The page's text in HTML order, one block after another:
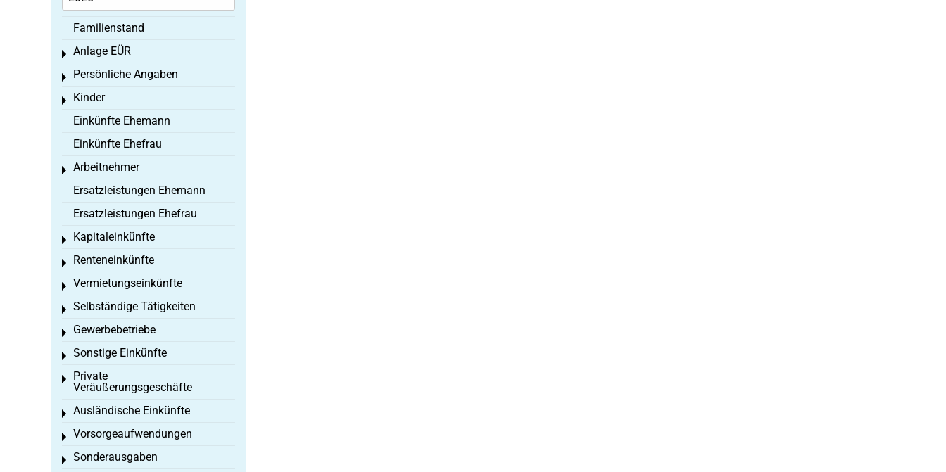
Familienstand
Anlage EÜR
Toggle menu
Persönliche Angaben
Toggle menu
Kinder
Toggle menu
Einkünfte Ehemann
Einkünfte Ehefrau
Arbeitnehmer
Toggle menu
Ersatzleistungen Ehemann
Ersatzleistungen Ehefrau
Kapitaleinkünfte
Toggle menu
Renteneinkünfte
Toggle menu
Vermietungseinkünfte
Toggle menu
Selbständige Tätigkeiten
Toggle menu
Gewerbebetriebe
Toggle menu
Sonstige Einkünfte
Toggle menu
Private
Veräußerungsgeschäfte
Toggle menu
Ausländische Einkünfte
Toggle menu
Vorsorgeaufwendungen
Toggle menu
Sonderausgaben
Toggle menu